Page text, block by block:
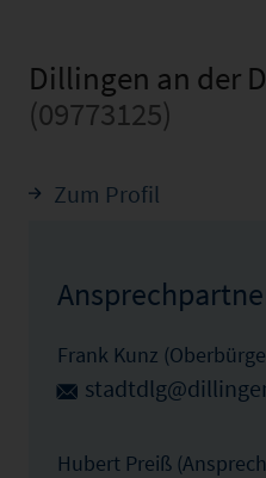
Dillingen an der
(09773125)
Zum Profil
Frank Kunz
Hubert Preiß